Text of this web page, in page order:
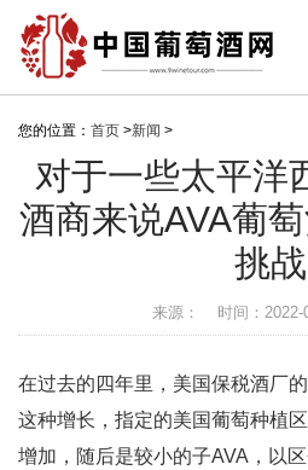
您的位置： 首页 >新闻 >
对于一些太平洋
酒商来说AVA葡
挑战
来源： 时间：
在过去的四年里，美国保税酒厂
这种增长，指定的美国葡萄种植
增加，随后是较小的子AVA，以